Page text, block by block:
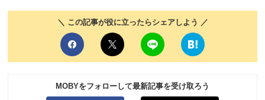
＼ この記事が役に立ったらシェアしよう ／
MOBYをフォローして最新記事を受け取ろう